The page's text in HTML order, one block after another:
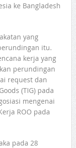
ke Bangladesh
yang
itu.
kerja yang
perundingan
request dan
(TIG) pada
mengenai
ROO pada
pada 28